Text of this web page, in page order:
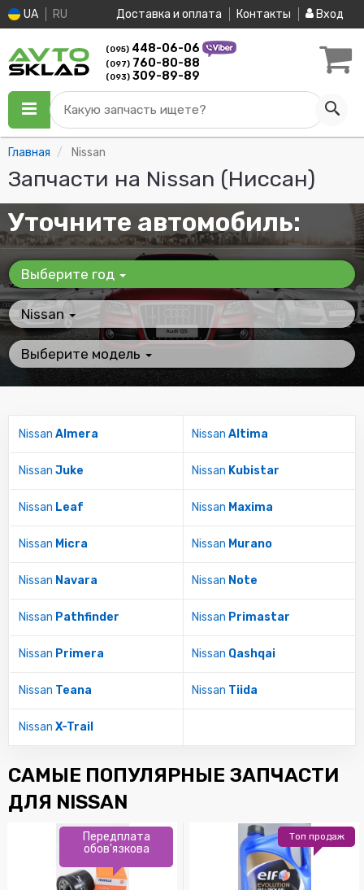
UA RU Доставка и оплата Контакты Вход
(095) 448-06-06
(097) 760-80-88
(093) 309-89-89
Какую запчасть ищете?
Главная Nissan
Запчасти на Nissan (Ниссан)
Уточните автомобиль:
Выберите год
Nissan
Выберите модель
Nissan Almera Nissan Altima
Nissan Juke Nissan Kubistar
Nissan Leaf Nissan Maxima
Nissan Micra Nissan Murano
Nissan Navara Nissan Note
Nissan Pathfinder Nissan Primastar
Nissan Primera Nissan Qashqai
Nissan Teana Nissan Tiida
Nissan X-Trail
САМЫЕ ПОПУЛЯРНЫЕ ЗАПЧАСТИ
ДЛЯ NISSAN
Передплата
обов'язкова
Топ продаж